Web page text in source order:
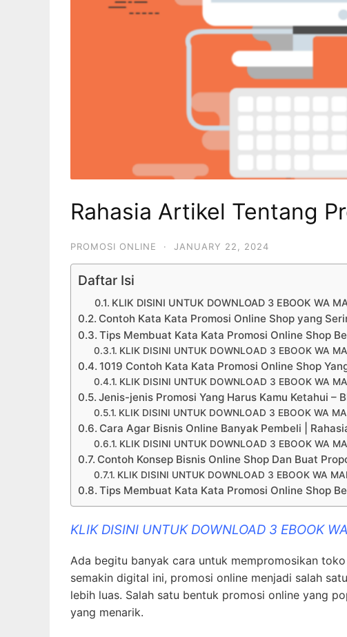
Rahasia Artikel Tentang
PROMOSI ONLINE · JANUARY 22, 2024
Daftar Isi
KLIK DISINI UNTUK DOWNLOAD 3 EBOOK WA
Contoh Kata Kata Promosi Online Shop yang
Tips Membuat Kata Kata Promosi Online Shop
KLIK DISINI UNTUK DOWNLOAD 3 EBOOK WA
1019 Contoh Kata Kata Promosi Online Shop
KLIK DISINI UNTUK DOWNLOAD 3 EBOOK WA
Jenis-jenis Promosi Yang Harus Kamu Ketahui –
KLIK DISINI UNTUK DOWNLOAD 3 EBOOK WA
Cara Agar Bisnis Online Banyak Pembeli |
KLIK DISINI UNTUK DOWNLOAD 3 EBOOK WA
Contoh Konsep Bisnis Online Shop Dan Buat
KLIK DISINI UNTUK DOWNLOAD 3 EBOOK WA
Tips Membuat Kata Kata Promosi Online Shop
KLIK DISINI UNTUK DOWNLOAD 3 EBOOK
Ada begitu banyak cara untuk mempromosikan
semakin digital ini, promosi online menjadi salah
lebih luas. Salah satu bentuk promosi online yang
yang menarik.